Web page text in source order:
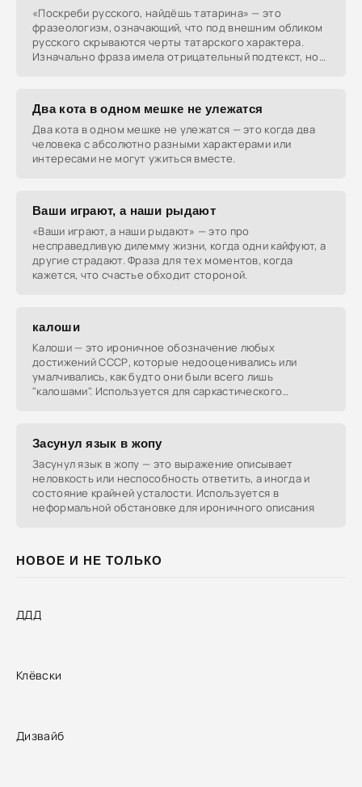
НОВОЕ И НЕ ТОЛЬКО
ДДД
Клёвски
Дизвайб
«Поскреби русского, найдёшь татарина» — это
фразеологизм, означающий, что под внешним обликом
русского скрываются черты татарского характера.
Изначально фраза имела отрицательный подтекст, но
Два кота в одном мешке не улежатся
Два кота в одном мешке не улежатся — это когда два
человека с абсолютно разными характерами или
интересами не могут ужиться вместе.
Ваши играют, а наши рыдают
«Ваши играют, а наши рыдают» — это про
несправедливую дилемму жизни, когда одни кайфуют, а
другие страдают. Фраза для тех моментов, когда
кажется, что счастье обходит стороной.
калоши
Калоши — это ироничное обозначение любых
достижений СССР, которые недооценивались или
умалчивались, как будто они были всего лишь
"калошами". Используется для саркастического
Засунул язык в жопу
Засунул язык в жопу — это выражение описывает
неловкость или неспособность ответить, а иногда и
состояние крайней усталости. Используется в
неформальной обстановке для ироничного описания